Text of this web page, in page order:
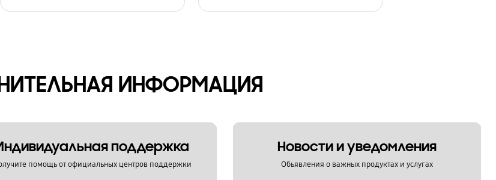
ИНФОРМАЦИЯ
поддержка
помощь от официальных центров поддержки
Новости и уведомления
Обьявления о важных продуктах и услугах